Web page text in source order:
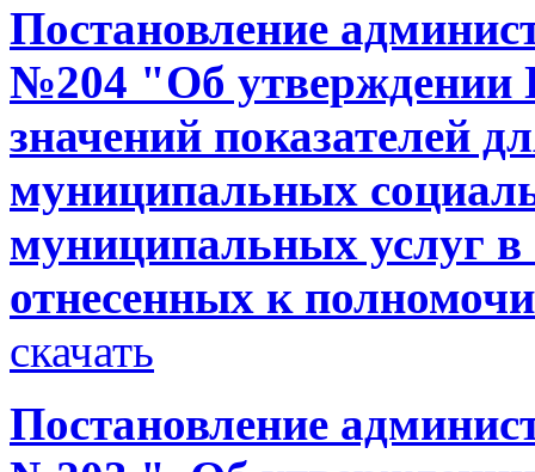
Постановление
№204 "Об утверждении
значений показателей
муниципальных
муниципальных услуг в
отнесенных к
скачать
Постановление